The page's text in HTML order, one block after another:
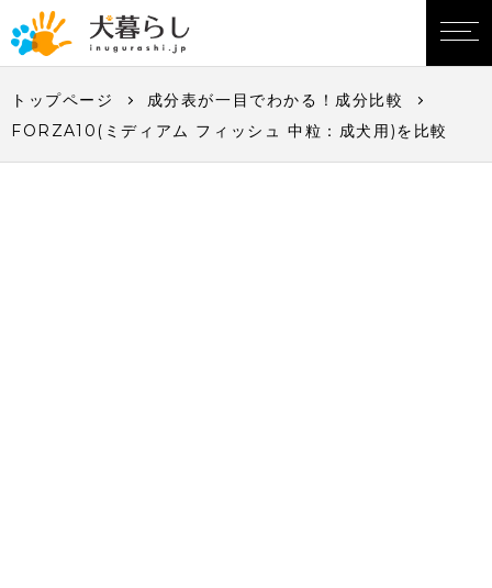
トップページ
成分表が一目でわかる！成分比較
FORZA10(ミディアム フィッシュ 中粒：成犬用)を比較